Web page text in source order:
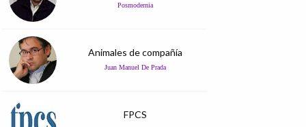
Posmodernia
Animales de compañía
Juan Manuel De Prada
FPCS